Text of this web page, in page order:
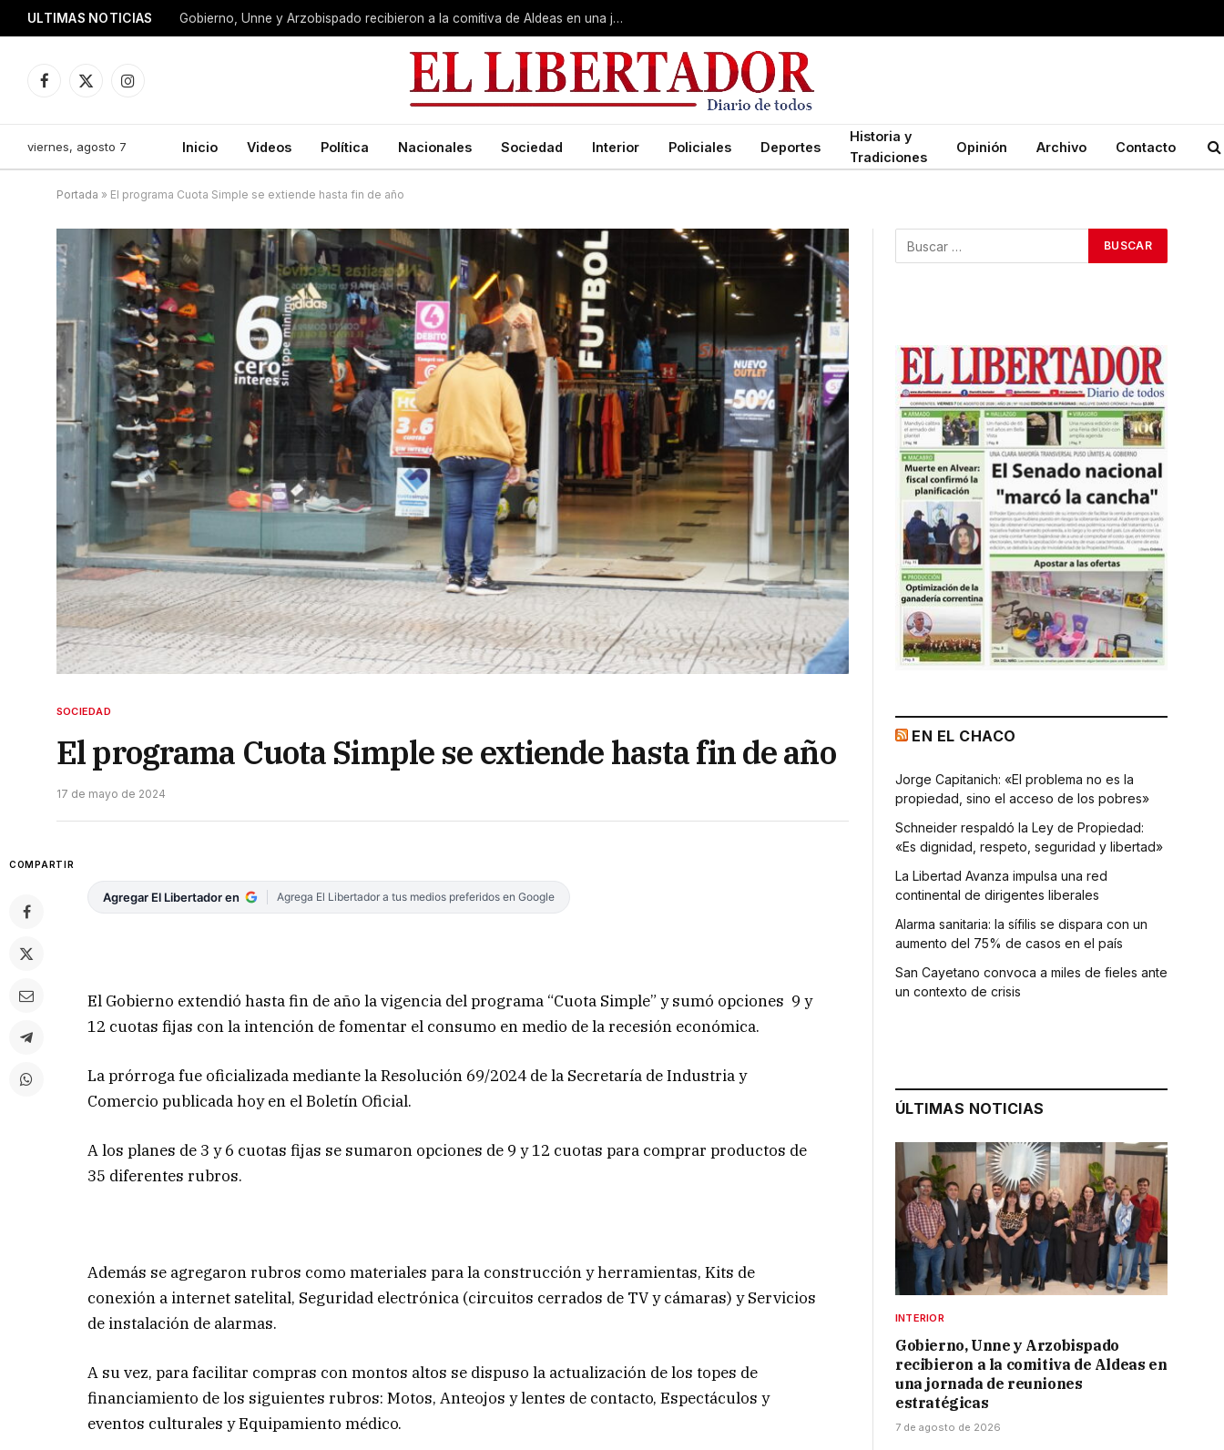
ULTIMAS NOTICIAS Gobierno, Unne y Arzobispado recibieron a la comitiva de Aldeas en una jornada de reuniones estratégicas
Facebook
X
Instagram
viernes, agosto 7 Inicio Videos Política Nacionales Sociedad Interior Policiales Deportes
Historia y
Tradiciones
Opinión Archivo Contacto
Portada » El programa Cuota Simple se extiende hasta fin de año
SOCIEDAD
El programa Cuota Simple se extiende hasta fin de año
17 de mayo de 2024
COMPARTIR
Agregar El Libertador en Agrega El Libertador a tus medios preferidos en Google
El Gobierno extendió hasta fin de año la vigencia del programa “Cuota Simple” y sumó opciones 9 y
12 cuotas fijas con la intención de fomentar el consumo en medio de la recesión económica.
La prórroga fue oficializada mediante la Resolución 69/2024 de la Secretaría de Industria y
Comercio publicada hoy en el Boletín Oficial.
A los planes de 3 y 6 cuotas fijas se sumaron opciones de 9 y 12 cuotas para comprar productos de
35 diferentes rubros.
Además se agregaron rubros como materiales para la construcción y herramientas, Kits de
conexión a internet satelital, Seguridad electrónica (circuitos cerrados de TV y cámaras) y Servicios
de instalación de alarmas.
A su vez, para facilitar compras con montos altos se dispuso la actualización de los topes de
financiamiento de los siguientes rubros: Motos, Anteojos y lentes de contacto, Espectáculos y
eventos culturales y Equipamiento médico.
EN EL CHACO
Jorge Capitanich: «El problema no es la
propiedad, sino el acceso de los pobres»
Schneider respaldó la Ley de Propiedad:
«Es dignidad, respeto, seguridad y libertad»
La Libertad Avanza impulsa una red
continental de dirigentes liberales
Alarma sanitaria: la sífilis se dispara con un
aumento del 75% de casos en el país
San Cayetano convoca a miles de fieles ante
un contexto de crisis
ÚLTIMAS NOTICIAS
INTERIOR
Gobierno, Unne y Arzobispado
recibieron a la comitiva de Aldeas en
una jornada de reuniones
estratégicas
7 de agosto de 2026